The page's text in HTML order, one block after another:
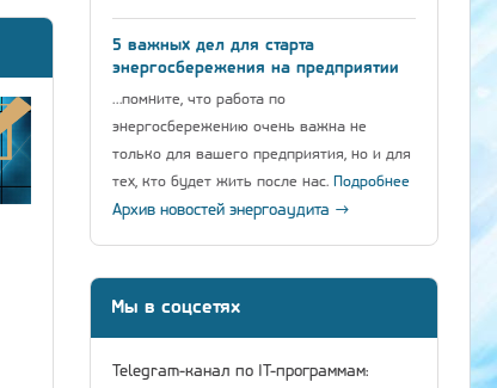
5 важных дел для старта
энергосбережения на предприятии
…помните, что работа по
энергосбережению очень важна не
только для вашего предприятия, но и для
тех, кто будет жить после нас. Подробнее
Архив новостей энергоаудита →
Мы в соцсетях
Telegram-канал по IT-программам: